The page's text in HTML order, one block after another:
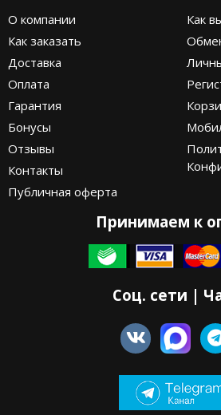
О компании
Как заказать
Доставка
Оплата
Гарантия
Бонусы
Отзывы
Контакты
Публичная оферта
Как
Принимаем к
Соц. сети |